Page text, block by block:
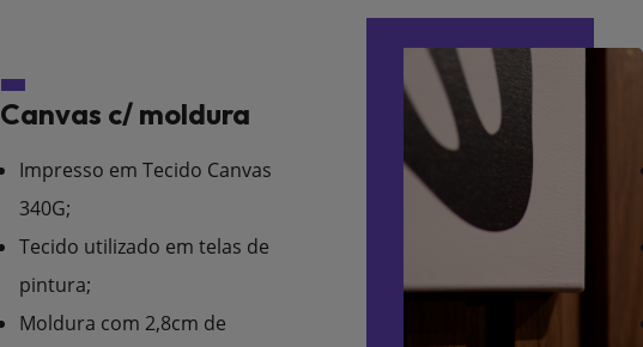
Canvas c/ moldura
Impresso em Tecido Canvas
340G;
Tecido utilizado em telas de
pintura;
Moldura com 2,8cm de